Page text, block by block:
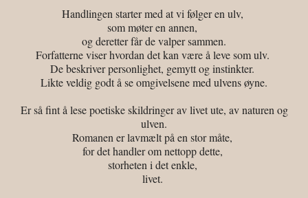
Handlingen starter med at vi følger en ulv,
som møter en annen,
og deretter får de valper sammen.
Forfatterne viser hvordan det kan være å leve som ulv.
De beskriver personlighet, gemytt og instinkter.
Likte veldig godt å se omgivelsene med ulvens øyne.
Er så fint å lese poetiske skildringer av livet ute, av naturen og
ulven.
Romanen er lavmælt på en stor måte,
for det handler om nettopp dette,
storheten i det enkle,
livet.